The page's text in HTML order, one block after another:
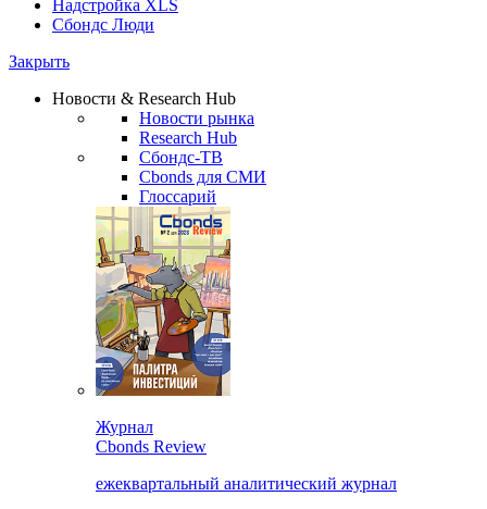
Надстройка XLS
Сбондс Люди
Закрыть
Новости & Research Hub
Новости рынка
Research Hub
Сбондс-ТВ
Cbonds для СМИ
Глоссарий
Журнал
Cbonds Review
ежеквартальный аналитический журнал